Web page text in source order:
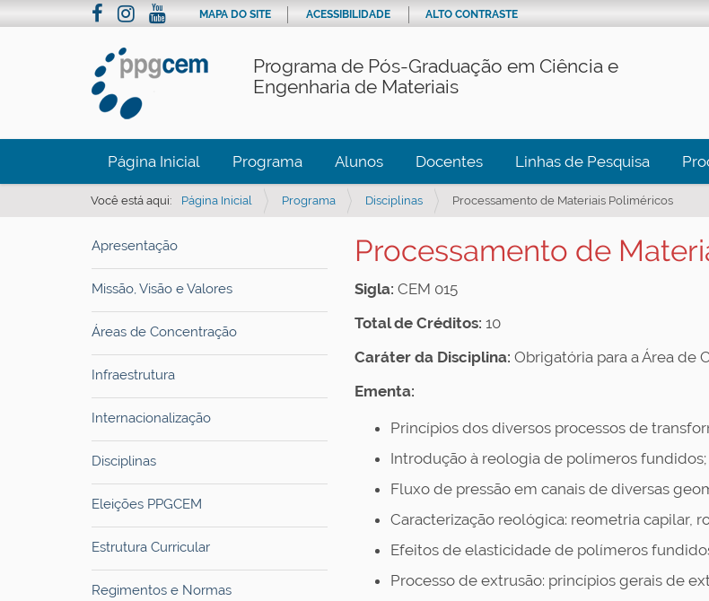
Programa de Pós-Graduação em Ciência e
Engenharia de Materiais
MAPA DO SITE ACESSIBILIDADE ALTO CONTRASTE
Página Inicial Programa Alunos Docentes Linhas de Pesquisa
Você está aqui: Página Inicial Programa Disciplinas Processamento de Materiais Poliméricos
Apresentação
Missão, Visão e Valores
Áreas de Concentração
Infraestrutura
Internacionalização
Disciplinas
Eleições PPGCEM
Estrutura Curricular
Regimentos e Normas
Processamento de
Sigla: CEM 015
Total de Créditos: 10
Caráter da Disciplina: Obrigatória para a Área de
Ementa:
Princípios dos diversos processos de
Introdução à reologia de polímeros fundidos;
Fluxo de pressão em canais de diversas
Caracterização reológica: reometria capilar,
Efeitos de elasticidade de polímeros
Processo de extrusão: princípios gerais de